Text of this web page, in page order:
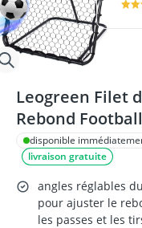
Leogreen Filet
Rebond Football
100x100 cm,
réglable, Pliable,
Sardines de
Fournies
disponible
livraison gratuite
angles réglables
pour ajuster le
les passes et les